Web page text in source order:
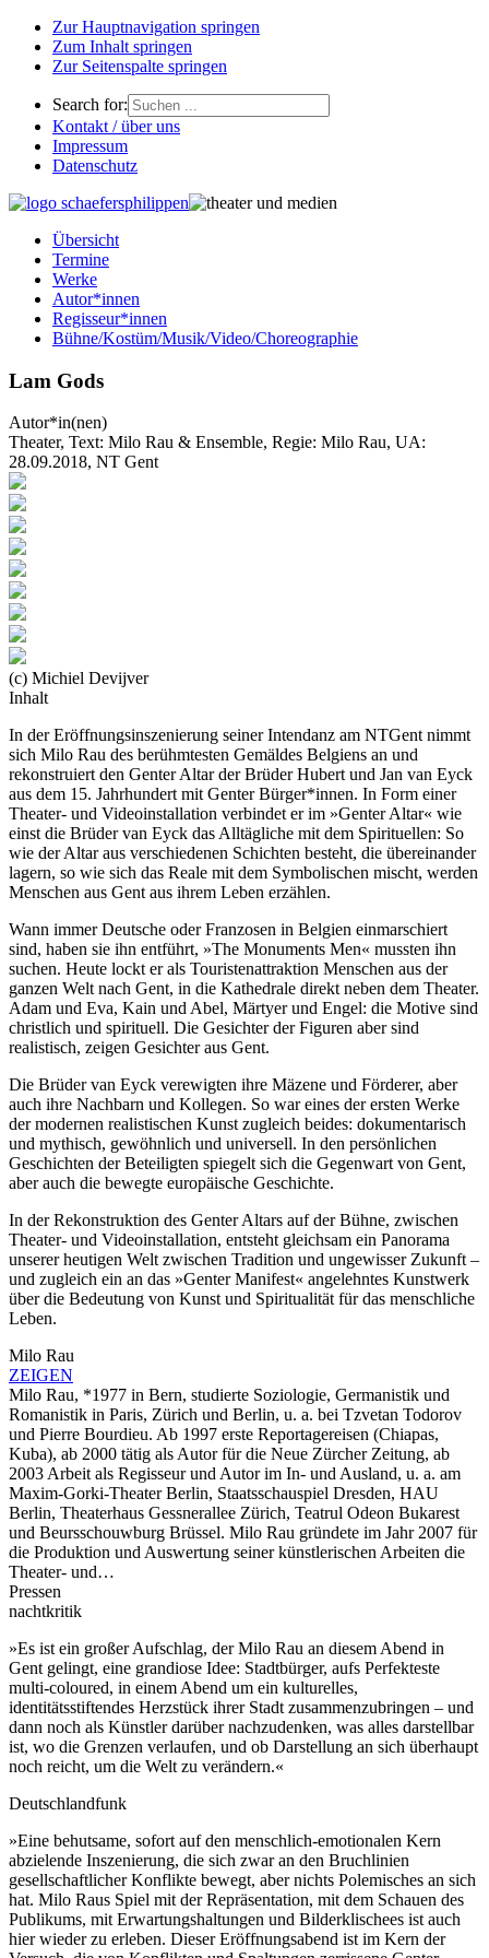
Zur Hauptnavigation springen
Zum Inhalt springen
Zur Seitenspalte springen
Search for:
Kontakt / über uns
Impressum
Datenschutz
Übersicht
Termine
Werke
Autor*innen
Regisseur*innen
Bühne/Kostüm/Musik/Video/Choreographie
Lam Gods
Autor*in(nen)
Theater, Text: Milo Rau & Ensemble, Regie: Milo Rau, UA:
28.09.2018, NT Gent
(c) Michiel Devijver
Inhalt
In der Eröffnungsinszenierung seiner Intendanz am NTGent nimmt
sich Milo Rau des berühmtesten Gemäldes Belgiens an und
rekonstruiert den Genter Altar der Brüder Hubert und Jan van Eyck
aus dem 15. Jahrhundert mit Genter Bürger*innen. In Form einer
Theater- und Video­installation verbindet er im »Genter Altar« wie
einst die Brüder van Eyck das Alltägliche mit dem Spirituellen: So
wie der Altar aus verschiedenen Schichten besteht, die über­einander
lagern, so wie sich das Reale mit dem Symbo­lischen mischt, werden
Menschen aus Gent aus ihrem Leben erzählen.
Wann immer Deutsche oder Franzosen in Belgien ein­marschiert
sind, haben sie ihn entführt, »The Monuments Men« mussten ihn
suchen. Heute lockt er als Touristen­attraktion Menschen aus der
ganzen Welt nach Gent, in die Kathedrale direkt neben dem Theater.
Adam und Eva, Kain und Abel, Märtyer und Engel: die Motive sind
christlich und spirituell. Die Gesichter der Figuren aber sind
realistisch, zeigen Gesichter aus Gent.
Die Brüder van Eyck ver­ewigten ihre Mäzene und Förderer, aber
auch ihre Nachbarn und Kollegen. So war eines der ersten Werke
der modernen realis­ti­schen Kunst zugleich beides: dokumentarisch
und mythisch, gewöhnlich und universell. In den persönlichen
Geschichten der Beteiligten spiegelt sich die Gegenwart von Gent,
aber auch die bewegte europäische Geschichte.
In der Rekonstruktion des Genter Altars auf der Bühne, zwischen
Theater- und Videoinstallation, entsteht gleichsam ein Panorama
unserer heutigen Welt zwischen Tradition und ungewisser Zukunft –
und zugleich ein an das »Genter Manifest« angelehntes Kunstwerk
über die Bedeutung von Kunst und Spiritualität für das menschliche
Leben.
Milo Rau
ZEIGEN
Milo Rau, *1977 in Bern, studierte Soziologie, Germanistik und
Romanistik in Paris, Zürich und Berlin, u. a. bei Tzvetan Todorov
und Pierre Bourdieu. Ab 1997 erste Reportagereisen (Chiapas,
Kuba), ab 2000 tätig als Autor für die Neue Zürcher Zeitung, ab
2003 Arbeit als Regisseur und Autor im In- und Ausland, u. a. am
Maxim-Gorki-Theater Berlin, Staatsschauspiel Dresden, HAU
Berlin, Theaterhaus Gessnerallee Zürich, Teatrul Odeon Bukarest
und Beursschouwburg Brüssel. Milo Rau gründete im Jahr 2007 für
die Produktion und Auswertung seiner künstlerischen Arbeiten die
Theater- und…
Pressen
nachtkritik
»Es ist ein großer Aufschlag, der Milo Rau an diesem Abend in
Gent gelingt, eine grandiose Idee: Stadtbürger, aufs Perfekteste
multi-coloured, in einem Abend um ein kulturelles,
identitätsstiftendes Herzstück ihrer Stadt zusammenzubringen – und
dann noch als Künstler darüber nachzudenken, was alles darstellbar
ist, wo die Grenzen verlaufen, und ob Darstellung an sich überhaupt
noch reicht, um die Welt zu verändern.«
Deutschlandfunk
»Eine behutsame, sofort auf den menschlich-emotionalen Kern
abzielende Inszenierung, die sich zwar an den Bruchlinien
gesellschaftlicher Konflikte bewegt, aber nichts Polemisches an sich
hat. Milo Raus Spiel mit der Repräsentation, mit dem Schauen des
Publikums, mit Erwartungshaltungen und Bilderklischees ist auch
hier wieder zu erleben. Dieser Eröffnungsabend ist im Kern der